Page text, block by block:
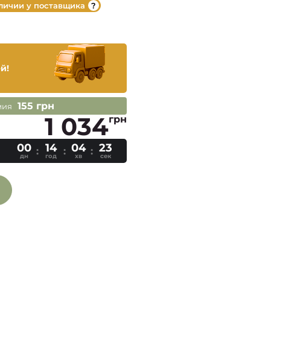
у поставщика
155 грн
1 034грн
00
дн
14
год
04
хв
23
сек